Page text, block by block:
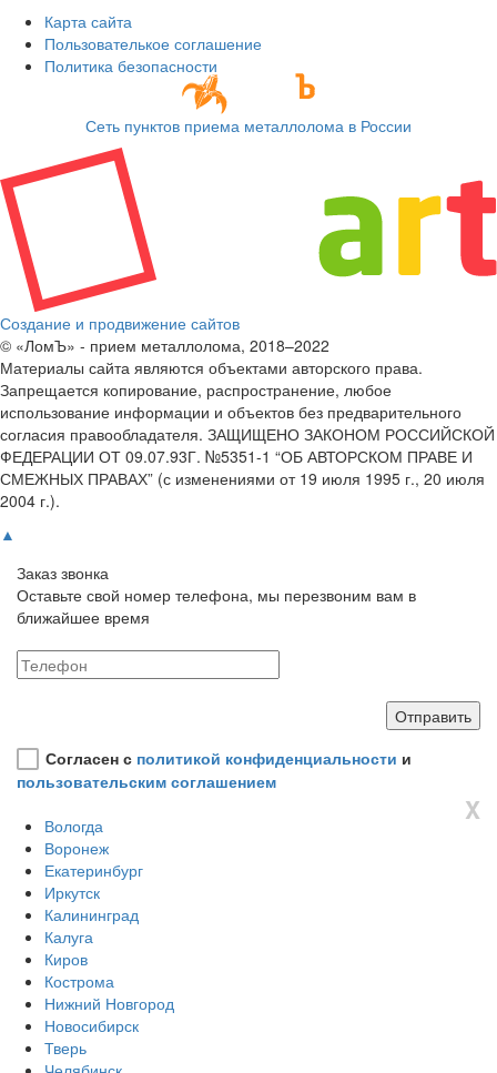
Карта сайта
Пользователькое соглашение
Политика безопасности
Сеть пунктов приема металлолома в России
Создание и продвижение сайтов
© «ЛомЪ» - прием металлолома, 2018–2022
Материалы сайта являются объектами авторского права.
Запрещается копирование, распространение, любое
использование информации и объектов без предварительного
согласия правообладателя. ЗАЩИЩЕНО ЗАКОНОМ РОССИЙСКОЙ
ФЕДЕРАЦИИ ОТ 09.07.93Г. №5351-1 “ОБ АВТОРСКОМ ПРАВЕ И
СМЕЖНЫХ ПРАВАХ” (с изменениями от 19 июля 1995 г., 20 июля
2004 г.).
▲
Заказ звонка
Оставьте свой номер телефона, мы перезвоним вам в
ближайшее время
Согласен с политикой конфиденциальности и
пользовательским соглашением
X
Вологда
Воронеж
Екатеринбург
Иркутск
Калининград
Калуга
Киров
Кострома
Нижний Новгород
Новосибирск
Тверь